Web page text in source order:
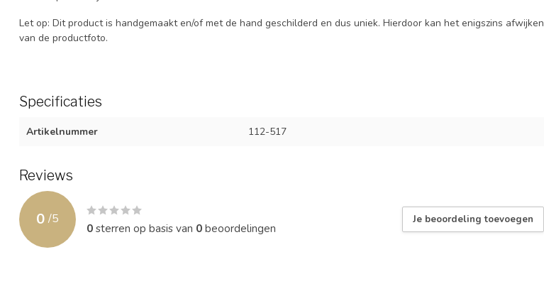
Let op: Dit product is handgemaakt en/of met de hand geschilderd en dus uniek. Hierdoor kan het enigszins afwijken
van de productfoto.
Specificaties
Artikelnummer 112-517
Reviews
0 /5
0sterren op basis van 0beoordelingen
Je beoordeling toevoegen